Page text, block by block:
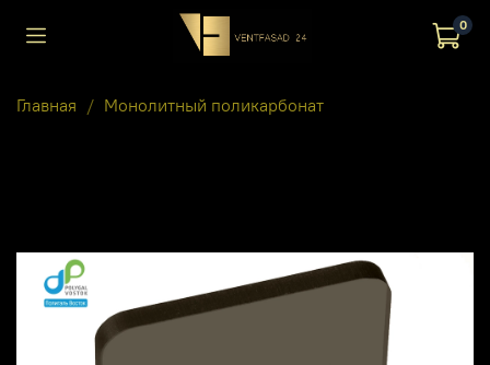
0
Главная Монолитный поликарбонат